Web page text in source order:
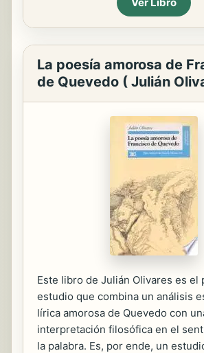
La poesía amorosa de
de Quevedo ( Julián
Este libro de Julián Olivares es el
estudio que combina un análisis
lírica amorosa de Quevedo con
interpretación filosófica en el
la palabra. Es, por ende, un